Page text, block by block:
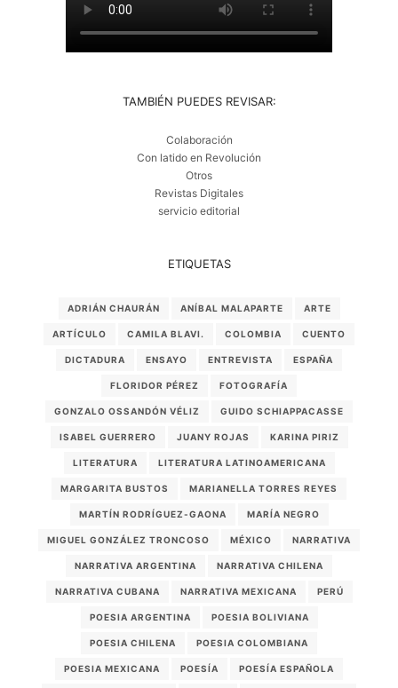
TAMBIÉN PUEDES REVISAR:
Colaboración
Con latido en Revolución
Otros
Revistas Digitales
servicio editorial
ETIQUETAS
ADRIÁN CHAURÁN ANÍBAL MALAPARTE ARTE
ARTÍCULO CAMILA BLAVI. COLOMBIA CUENTO
DICTADURA ENSAYO ENTREVISTA ESPAÑA
FLORIDOR PÉREZ FOTOGRAFÍA
GONZALO OSSANDÓN VÉLIZ GUIDO SCHIAPPACASSE
ISABEL GUERRERO JUANY ROJAS KARINA PIRIZ
LITERATURA LITERATURA LATINOAMERICANA
MARGARITA BUSTOS MARIANELLA TORRES REYES
MARTÍN RODRÍGUEZ-GAONA MARÍA NEGRO
MIGUEL GONZÁLEZ TRONCOSO MÉXICO NARRATIVA
NARRATIVA ARGENTINA NARRATIVA CHILENA
NARRATIVA CUBANA NARRATIVA MEXICANA PERÚ
POESIA ARGENTINA POESIA BOLIVIANA
POESIA CHILENA POESIA COLOMBIANA
POESIA MEXICANA POESÍA POESÍA ESPAÑOLA